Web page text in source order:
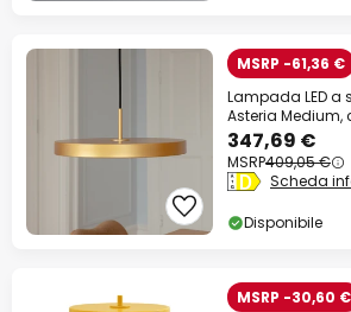
MSRP -61,36 €
Lampada LED a
Asteria Medium,
347,69 €
MSRP409,05 €
Scheda
Disponibile
MSRP -30,60 €